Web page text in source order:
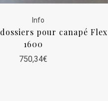
Info
pour canapé Flex
1600
750,34€